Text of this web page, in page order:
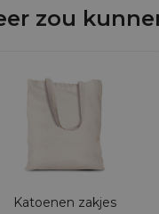
zou
Katoenen zakjes